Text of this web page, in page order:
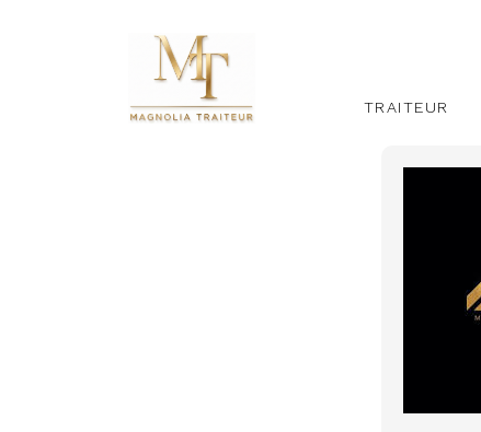
TRAITEUR